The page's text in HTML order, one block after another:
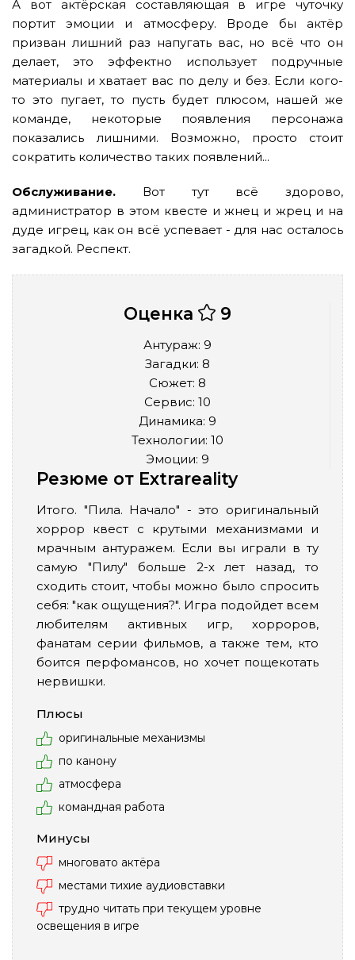
А вот актёрская составляющая в игре чуточку
портит эмоции и атмосферу. Вроде бы актёр
призван лишний раз напугать вас, но всё что он
делает, это эффектно использует подручные
материалы и хватает вас по делу и без. Если кого-
то это пугает, то пусть будет плюсом, нашей же
команде, некоторые появления персонажа
показались лишними. Возможно, просто стоит
сократить количество таких появлений...
Обслуживание. Вот тут всё здорово,
администратор в этом квесте и жнец и жрец и на
дуде игрец, как он всё успевает - для нас осталось
загадкой. Респект.
Оценка 9
Антураж: 9
Загадки: 8
Сюжет: 8
Сервис: 10
Динамика: 9
Технологии: 10
Эмоции: 9
Резюме от Extrareality
Итого. "Пила. Начало" - это оригинальный
хоррор квест с крутыми механизмами и
мрачным антуражем. Если вы играли в ту
самую "Пилу" больше 2-х лет назад, то
сходить стоит, чтобы можно было спросить
себя: "как ощущения?". Игра подойдет всем
любителям активных игр, хорроров,
фанатам серии фильмов, а также тем, кто
боится перфомансов, но хочет пощекотать
нервишки.
Плюсы
оригинальные механизмы
по канону
атмосфера
командная работа
Минусы
многовато актёра
местами тихие аудиовставки
трудно читать при текущем уровне
освещения в игре